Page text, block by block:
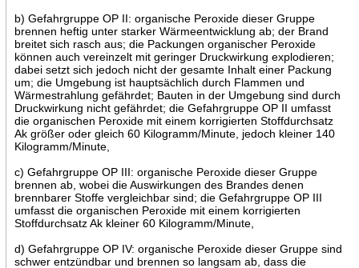
b) Gefahrgruppe OP II: organische Peroxide dieser Gruppe
brennen heftig unter starker Wärmeentwicklung ab; der Brand
breitet sich rasch aus; die Packungen organischer Peroxide
können auch vereinzelt mit geringer Druckwirkung explodieren;
dabei setzt sich jedoch nicht der gesamte Inhalt einer Packung
um; die Umgebung ist hauptsächlich durch Flammen und
Wärmestrahlung gefährdet; Bauten in der Umgebung sind durch
Druckwirkung nicht gefährdet; die Gefahrgruppe OP II umfasst
die organischen Peroxide mit einem korrigierten Stoffdurchsatz
Ak größer oder gleich 60 Kilogramm/Minute, jedoch kleiner 140
Kilogramm/Minute,
c) Gefahrgruppe OP III: organische Peroxide dieser Gruppe
brennen ab, wobei die Auswirkungen des Brandes denen
brennbarer Stoffe vergleichbar sind; die Gefahrgruppe OP III
umfasst die organischen Peroxide mit einem korrigierten
Stoffdurchsatz Ak kleiner 60 Kilogramm/Minute,
d) Gefahrgruppe OP IV: organische Peroxide dieser Gruppe sind
schwer entzündbar und brennen so langsam ab, dass die